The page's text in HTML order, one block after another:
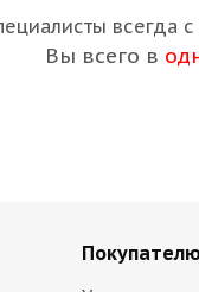
всегда
Вы всего в
Покупателю